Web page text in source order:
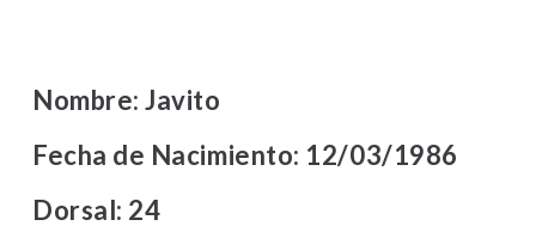
Nombre:Javito
Fecha de Nacimiento: 12/03/1986
Dorsal: 24